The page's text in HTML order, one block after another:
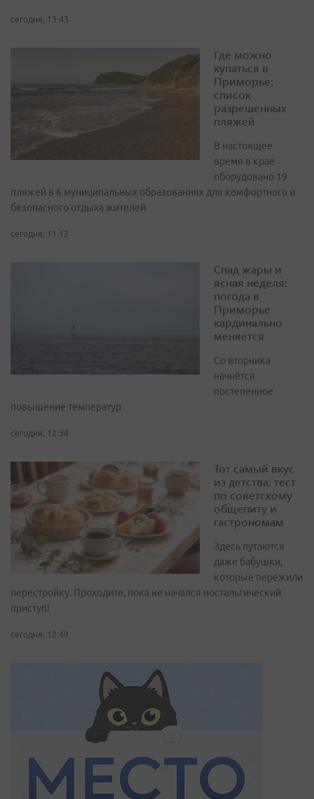
сегодня, 13:43
Где можно
купаться в
Приморье:
список
разрешенных
пляжей
В настоящее
время в крае
оборудовано 19
пляжей в 6 муниципальных образованиях для комфортного и
безопасного отдыха жителей
сегодня, 11:12
Спад жары и
ясная неделя:
погода в
Приморье
кардинально
меняется
Со вторника
начнётся
постепенное
повышение температур
сегодня, 12:34
Тот самый вкус
из детства: тест
по советскому
общепиту и
гастрономам
Здесь путаются
даже бабушки,
которые пережили
перестройку. Проходите, пока не начался ностальгический
приступ!
сегодня, 12:49